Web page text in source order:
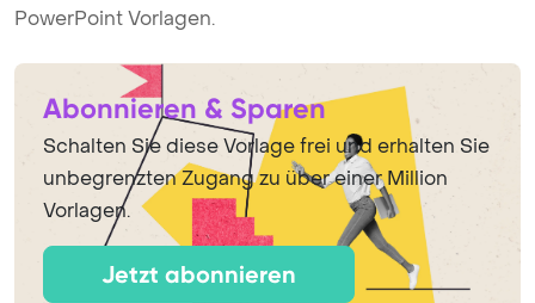
PowerPoint Vorlagen.
Abonnieren & Sparen
Schalten Sie diese Vorlage frei und erhalten Sie
unbegrenzten Zugang zu über einer Million
Vorlagen.
Jetzt abonnieren